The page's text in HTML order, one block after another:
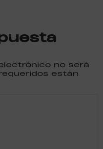
no será
están